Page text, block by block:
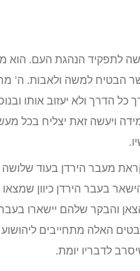
לתפקיד הנהגת העם. הוא
הבטיח למשה ולאבות. ה’
כל הדרך ולא יעזוב אותו
ויעשה זאת יצליח בכל
מעבר הירדן בעוד
בעבר הירדן כיוון
והבקר שלהם יישארו בעבר
האלה מתחייבים ליהושוע
לדבריו יומת.